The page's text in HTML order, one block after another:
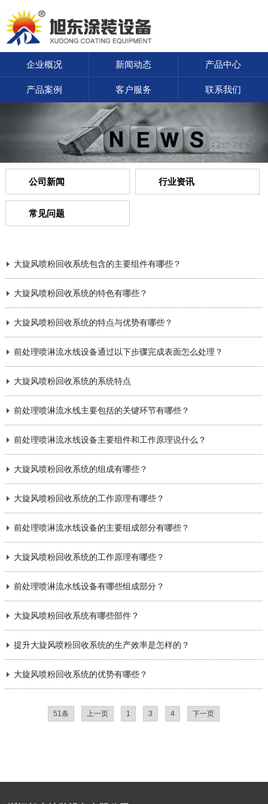
企业概况 新闻动态 产品中心
产品案例 客户服务 联系我们
公司新闻 行业资讯
常见问题
大旋风喷粉回收系统包含的主要组件有哪些？
大旋风喷粉回收系统的特色有哪些？
大旋风喷粉回收系统的特点与优势有哪些？
前处理喷淋流水线设备通过以下步骤完成表面怎么处理？
大旋风喷粉回收系统的系统特点
前处理喷淋流水线主要包括的关键环节有哪些？
前处理喷淋流水线设备主要组件和工作原理说什么？
大旋风喷粉回收系统的组成有哪些？
大旋风喷粉回收系统的工作原理有哪些？
前处理喷淋流水线设备的主要组成部分有哪些？
大旋风喷粉回收系统的工作原理有哪些？
前处理喷淋流水线设备有哪些组成部分？
大旋风喷粉回收系统有哪些部件？
提升大旋风喷粉回收系统的生产效率是怎样的？
大旋风喷粉回收系统的优势有哪些？
51条 上一页 1 3 4 下一页